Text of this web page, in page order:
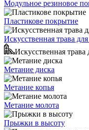
Модульное резиновое
Пластикове покрытие
Искусственная трава
Искусственная
Метание диска
Метание копья
Метание молота
Прыжки в высоту